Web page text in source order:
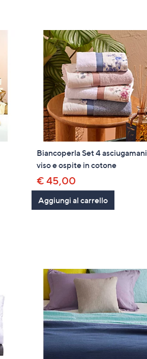
Biancoperla Set 4 asciugamani
viso e ospite in cotone
€ 45,00
Aggiungi al carrello